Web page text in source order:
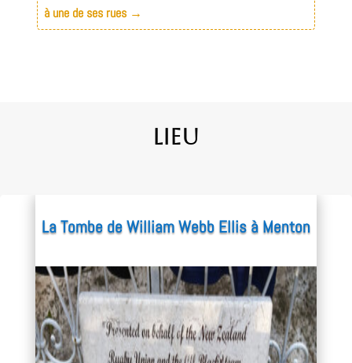
à une de ses rues→
Lieu
La Tombe de William Webb Ellis à Menton